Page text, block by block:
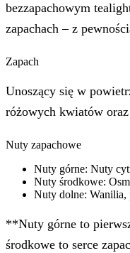
bezzapachowym
zapachach – z
Zapach
Unoszący się w
różowych kwiatów
Nuty zapachowe
Nuty górne: Nuty
Nuty środkowe:
Nuty dolne: Wanilia,
**Nuty górne to
środkowe to serce